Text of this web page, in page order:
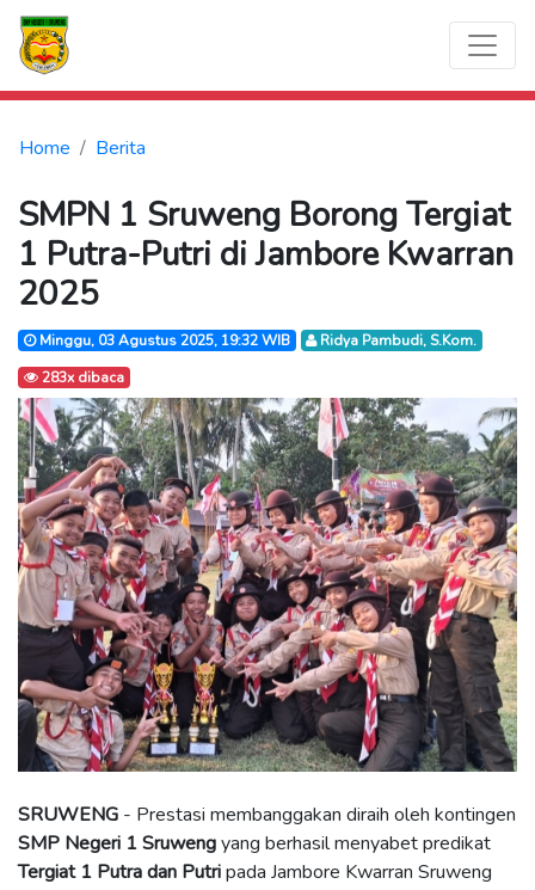
Home Berita
SMPN 1 Sruweng Borong Tergiat
1 Putra-Putri di Jambore Kwarran
2025
Minggu, 03 Agustus 2025, 19:32 WIB
Ridya Pambudi, S.Kom.
283x dibaca
SRUWENG - Prestasi membanggakan diraih oleh kontingen
SMP Negeri 1 Sruwengyang berhasil menyabet predikat
Tergiat 1 Putra dan Putripada Jambore Kwarran Sruweng